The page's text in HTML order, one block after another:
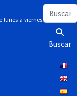
a viernes de 10:00 a
Buscar
Buscar